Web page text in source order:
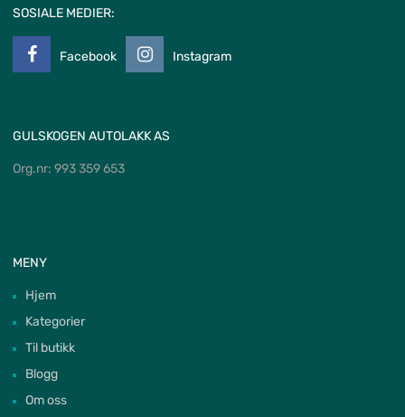
SOSIALE MEDIER:
Facebook Instagram
GULSKOGEN AUTOLAKK AS
Org.nr: 993 359 653
MENY
Hjem
Kategorier
Til butikk
Blogg
Om oss